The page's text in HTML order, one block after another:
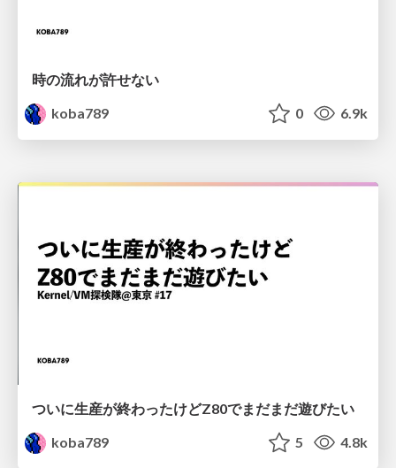
時の流れが許せない
koba789
0 6.9k
ついに生産が終わったけどZ80でまだまだ遊びたい
koba789
5 4.8k